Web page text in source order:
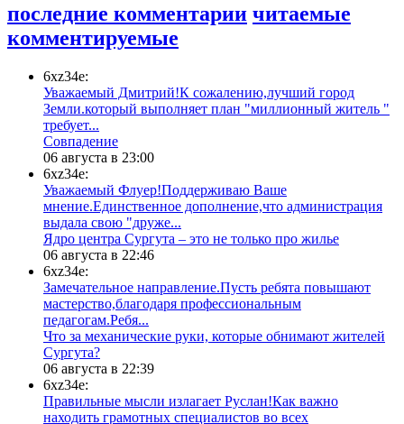
последние комментарии читаемые
комментируемые
6xz34e:
Уважаемый Дмитрий!К сожалению,лучший город
Земли.который выполняет план "миллионный житель "
требует...
​Совпадение
06 августа в 23:00
6xz34e:
Уважаемый Флуер!Поддерживаю Ваше
мнение.Единственное дополнение,что администрация
выдала свою "друже...
​Ядро центра Сургута ‒ это не только про жилье
06 августа в 22:46
6xz34e:
Замечательное направление.Пусть ребята повышают
мастерство,благодаря профессиональным
педагогам.Ребя...
​Что за механические руки, которые обнимают жителей
Сургута?
06 августа в 22:39
6xz34e:
Правильные мысли излагает Руслан!Как важно
находить грамотных специалистов во всех